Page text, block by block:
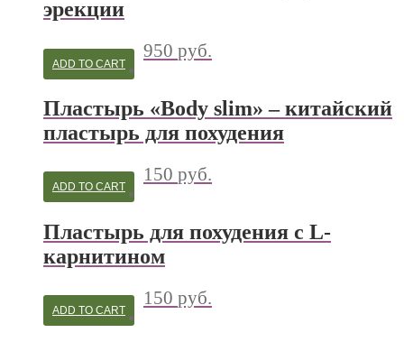
эрекции
950 руб.
ADD TO CART
Пластырь «Body slim» – китайский
пластырь для похудения
150 руб.
ADD TO CART
Пластырь для похудения с L-
карнитином
150 руб.
ADD TO CART